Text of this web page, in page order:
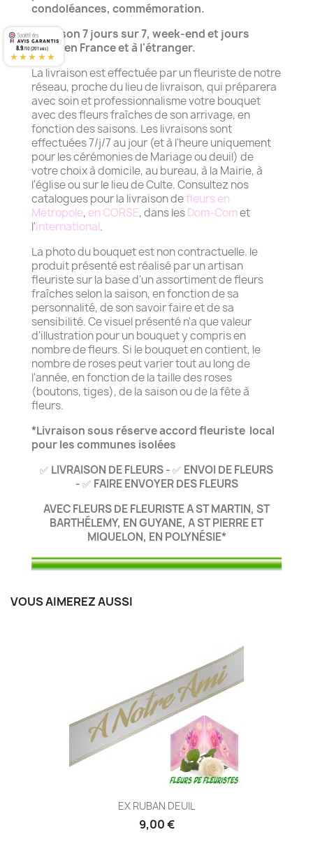
condoléances, commémoration.
Livraison 7 jours sur 7, week-end et jours
fériés en France et à l'étranger.
La livraison est effectuée par un fleuriste de notre
réseau, proche du lieu de livraison, qui préparera
avec soin et professionnalisme votre bouquet
avec des fleurs fraîches de son arrivage, en
fonction des saisons. Les livraisons sont
effectuées 7/j/7 au jour (et à l'heure uniquement
pour les cérémonies de Mariage ou deuil) de
votre choix à domicile, au bureau, à la Mairie, à
l'église ou sur le lieu de Culte. Consultez nos
catalogues pour la livraison defleurs en
Métropole, en CORSE, dans lesDom-Comet
l'international.
La photo du bouquet est non contractuelle. le
produit présenté est réalisé par un artisan
fleuriste sur la base d'un assortiment de fleurs
fraîches selon la saison, en fonction de sa
personnalité, de son savoir faire et de sa
sensibilité. Ce visuel présenté n'a que valeur
d'illustration pour un bouquet y compris en
nombre de fleurs. Si le bouquet en contient, le
nombre de roses peut varier tout au long de
l'année, en fonction de la taille des roses
(boutons, tiges), de la saison ou de la fête à
fleurs.
*Livraison sous réserve accord fleuriste local
pour les communes isolées
✅ LIVRAISON DE FLEURS - ✅ ENVOI DE FLEURS
- ✅ FAIRE ENVOYER DES FLEURS
AVEC FLEURS DE FLEURISTE A ST MARTIN, ST
BARTHÉLEMY, EN GUYANE, A ST PIERRE ET
MIQUELON, EN POLYNÉSIE*
VOUS AIMEREZ AUSSI
EX RUBAN DEUIL
9,00 €
8.9/10 (201 avis)
★★★★★